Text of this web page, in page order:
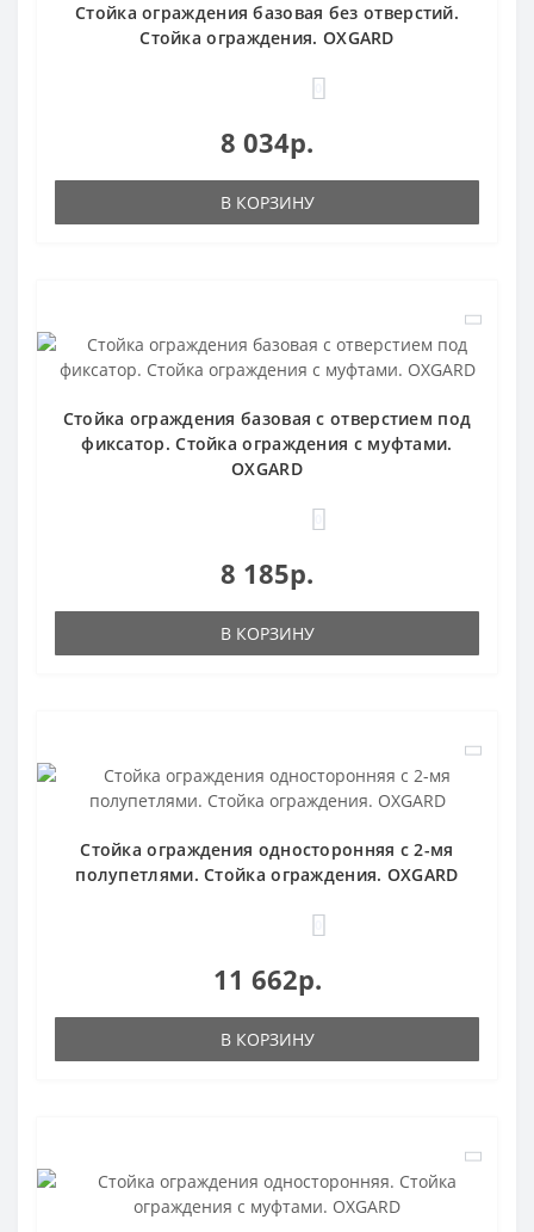
Стойка ограждения базовая без отверстий.
Стойка ограждения. OXGARD
8 034р.
В КОРЗИНУ
Стойка ограждения базовая с отверстием под
фиксатор. Стойка ограждения с муфтами.
OXGARD
8 185р.
В КОРЗИНУ
Стойка ограждения односторонняя с 2-мя
полупетлями. Стойка ограждения. OXGARD
11 662р.
В КОРЗИНУ